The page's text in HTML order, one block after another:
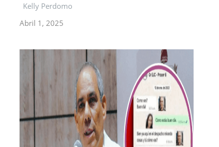
Kelly Perdomo
Abril 1, 2025